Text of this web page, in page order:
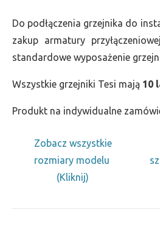
Do podłączenia grzejnika do
zakup armatury
standardowe wyposażenie
Wszystkie grzejniki Tesi mają 10
Produkt na indywidualne
Zobacz wszystkie
rozmiary modelu
(Kliknij)